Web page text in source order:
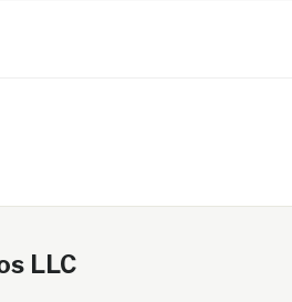
LLC